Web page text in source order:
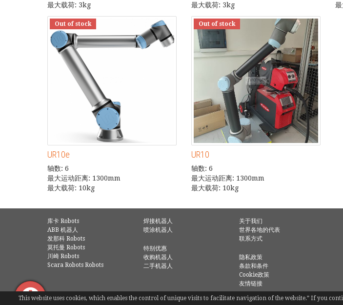
最大载荷: 3kg
最大载荷: 3kg
Out of stock
UR10e
轴数: 6
最大运动距离: 1300mm
最大载荷: 10kg
Out of stock
UR10
轴数: 6
最大运动距离: 1300mm
最大载荷: 10kg
库卡 Robots
ABB 机器人
发那科 Robots
莫托曼 Robots
川崎 Robots
Scara Robots Robots
焊接机器人
喷涂机器人
特别优惠
收购机器人
二手机器人
关于我们
世界各地的代表
联系方式
隐私政策
条款和条件
Cookie政策
友情链接
This website uses cookies, which enables the control of unique visits to facilitate navigation of the website.” If you